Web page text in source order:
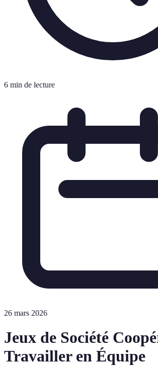
6 min de lecture
26 mars 2026
Jeux de Société
Travailler en Équipe